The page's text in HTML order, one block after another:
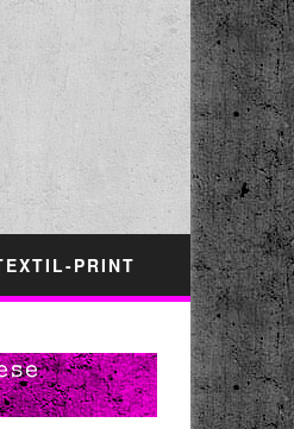
PRINT